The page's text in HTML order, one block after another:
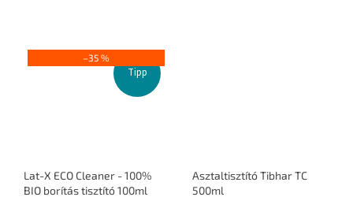
Tipp
–35 %
Lat-X ECO Cleaner - 100%
BIO borítás tisztító 100ml
Asztaltisztító Tibhar TC
500ml